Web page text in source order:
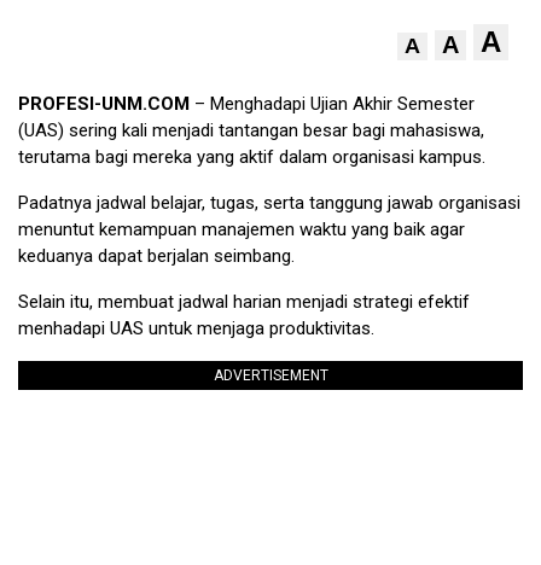
A A A
PROFESI-UNM.COM – Menghadapi Ujian Akhir Semester
(UAS) sering kali menjadi tantangan besar bagi mahasiswa,
terutama bagi mereka yang aktif dalam organisasi kampus.
Padatnya jadwal belajar, tugas, serta tanggung jawab organisasi
menuntut kemampuan manajemen waktu yang baik agar
keduanya dapat berjalan seimbang.
Selain itu, membuat jadwal harian menjadi strategi efektif
menhadapi UAS untuk menjaga produktivitas.
ADVERTISEMENT